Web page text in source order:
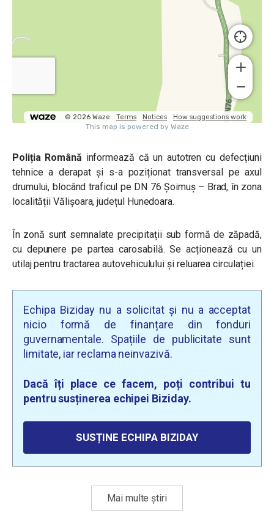
Poliția Română informează că un autotren cu defecțiuni
tehnice a derapat și s-a poziționat transversal pe axul
drumului, blocând traficul pe DN 76 Șoimuș – Brad, în zona
localității Vălișoara, județul Hunedoara.
În zonă sunt semnalate precipitații sub formă de zăpadă,
cu depunere pe partea carosabilă. Se acționează cu un
utilaj pentru tractarea autovehiculului și reluarea circulației.
Echipa Biziday nu a solicitat și nu a acceptat
nicio formă de finanțare din fonduri
guvernamentale. Spațiile de publicitate sunt
limitate, iar reclama neinvazivă.
Dacă îți place ce facem, poți contribui tu
pentru susținerea echipei Biziday.
SUSȚINE ECHIPA BIZIDAY
Mai multe știri